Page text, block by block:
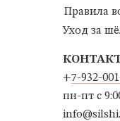
Уход за
Правила
+7-932-
пн-пт с